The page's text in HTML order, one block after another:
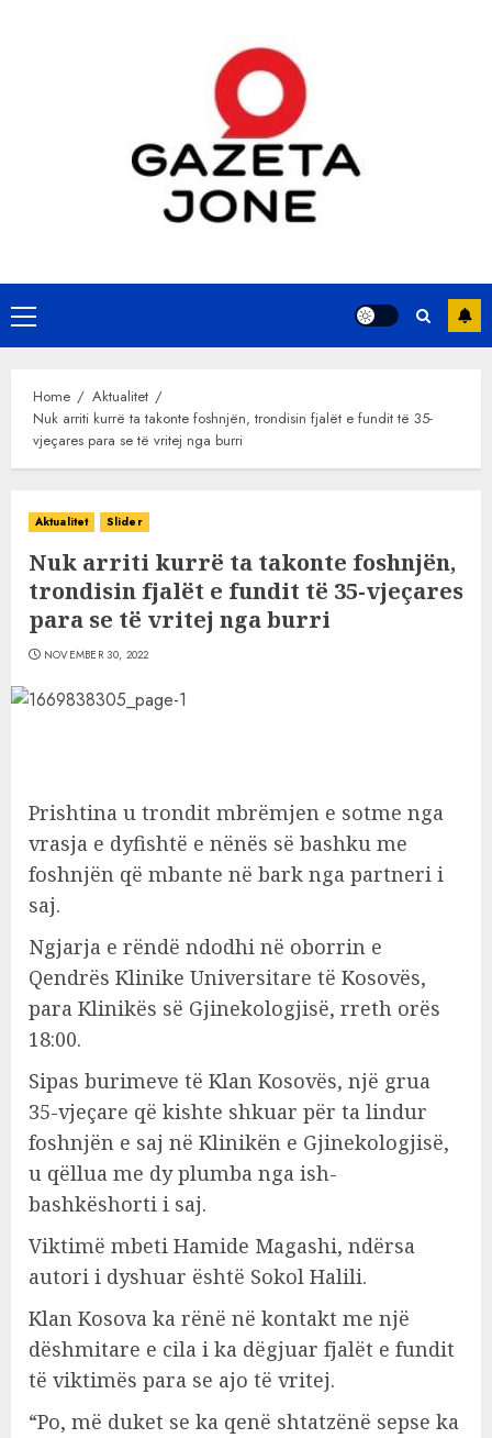
Primary
Menu
Home
Aktualitet
Nuk arriti kurrë ta takonte foshnjën, trondisin fjalët e fundit të 35-
vjeçares para se të vritej nga burri
Aktualitet Slider
Nuk arriti kurrë ta takonte foshnjën,
trondisin fjalët e fundit të 35-vjeçares
para se të vritej nga burri
NOVEMBER 30, 2022
Prishtina u trondit mbrëmjen e sotme nga
vrasja e dyfishtë e nënës së bashku me
foshnjën që mbante në bark nga partneri i
saj.
Ngjarja e rëndë ndodhi në oborrin e
Qendrës Klinike Universitare të Kosovës,
para Klinikës së Gjinekologjisë, rreth orës
18:00.
Sipas burimeve të Klan Kosovës, një grua
35-vjeçare që kishte shkuar për ta lindur
foshnjën e saj në Klinikën e Gjinekologjisë,
u qëllua me dy plumba nga ish-
bashkëshorti i saj.
Viktimë mbeti Hamide Magashi, ndërsa
autori i dyshuar është Sokol Halili.
Klan Kosova ka rënë në kontakt me një
dëshmitare e cila i ka dëgjuar fjalët e fundit
të viktimës para se ajo të vritej.
“Po, më duket se ka qenë shtatzënë sepse ka